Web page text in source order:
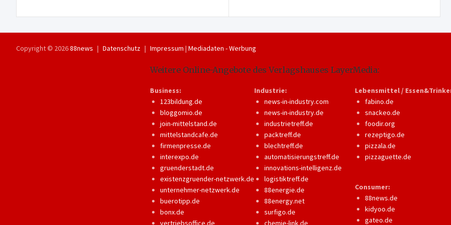
Copyright © 202688news Datenschutz Impressum | Mediadaten - Werbung
Weitere Online-Angebote des Verlagshauses LayerMedia:
Business:
123bildung.de
bloggomio.de
join-mittelstand.de
mittelstandcafe.de
firmenpresse.de
interexpo.de
gruenderstadt.de
existenzgruender-netzwerk.de
unternehmer-netzwerk.de
buerotipp.de
bonx.de
vertriebsoffice.de
Industrie:
news-in-industry.com
news-in-industry.de
industrietreff.de
packtreff.de
blechtreff.de
automatisierungstreff.de
innovations-intelligenz.de
logistiktreff.de
88energie.de
88energy.net
surfigo.de
chemie-link.de
Lebensmittel /
fabino.de
snackeo.de
foodir.org
rezeptigo.de
pizzala.de
pizzaguette.de
Consumer:
88news.de
kidyoo.de
gateo.de